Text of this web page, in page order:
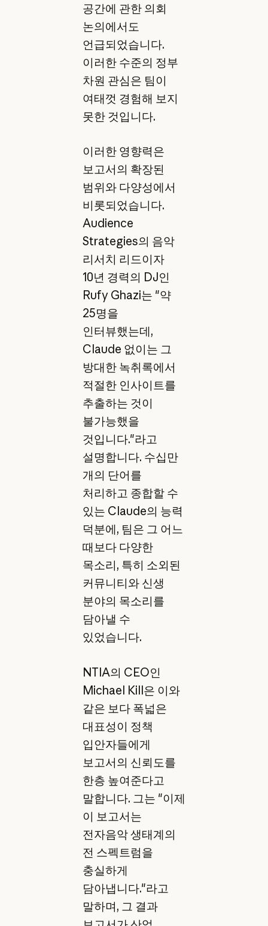
공간에 관한 의회
논의에서도
언급되었습니다.
이러한 수준의 정부
차원 관심은 팀이
여태껏 경험해 보지
못한 것입니다.
이러한 영향력은
보고서의 확장된
범위와 다양성에서
비롯되었습니다.
Audience
Strategies의 음악
리서치 리드이자
10년 경력의 DJ인
Rufy Ghazi는 "약
25명을
인터뷰했는데,
Claude 없이는 그
방대한 녹취록에서
적절한 인사이트를
추출하는 것이
불가능했을
것입니다."라고
설명합니다. 수십만
개의 단어를
처리하고 종합할 수
있는 Claude의 능력
덕분에, 팀은 그 어느
때보다 다양한
목소리, 특히 소외된
커뮤니티와 신생
분야의 목소리를
담아낼 수
있었습니다.
NTIA의 CEO인
Michael Kill은 이와
같은 보다 폭넓은
대표성이 정책
입안자들에게
보고서의 신뢰도를
한층 높여준다고
말합니다. 그는 "이제
이 보고서는
전자음악 생태계의
전 스펙트럼을
충실하게
담아냅니다."라고
말하며, 그 결과